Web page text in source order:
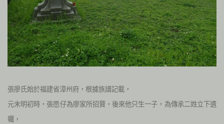
張廖氏始於福建省漳州府，根據族譜記載，
元末明初時，張愿仔為廖家所招贅，後來他只生一子，為傳承二姓立下遺
囑，